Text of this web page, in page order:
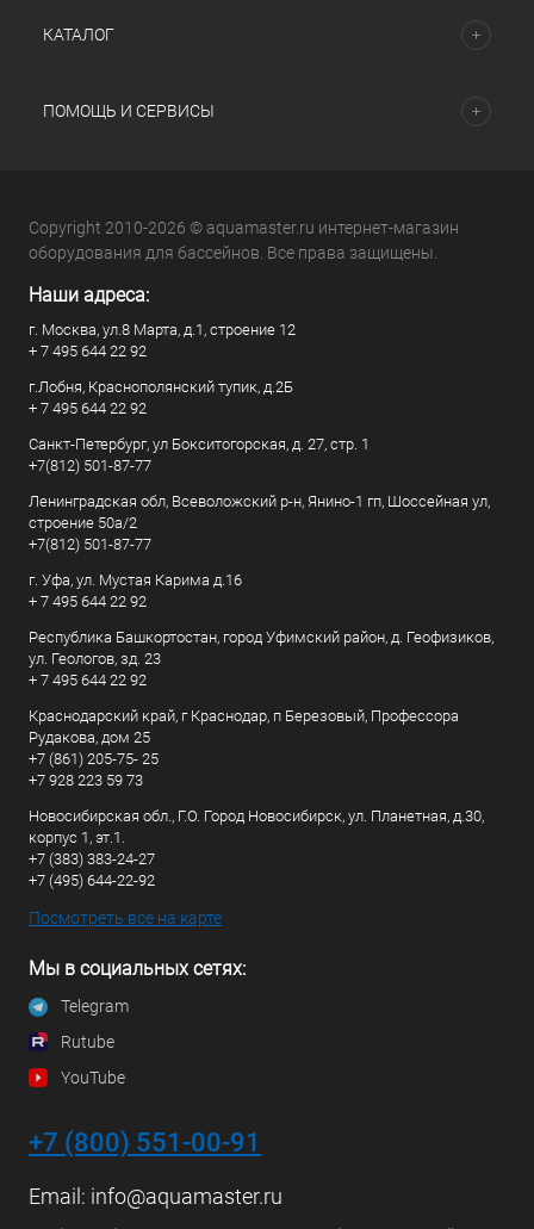
КАТАЛОГ
ПОМОЩЬ И СЕРВИСЫ
Copyright 2010-2026 © aquamaster.ru интернет-магазин
оборудования для бассейнов. Все права защищены.
Наши адреса:
г. Москва, ул.8 Марта, д.1, строение 12
+ 7 495 644 22 92
г.Лобня, Краснополянский тупик, д.2Б
+ 7 495 644 22 92
Санкт-Петербург, ул Бокситогорская, д. 27, стр. 1
+7(812) 501-87-77
Ленинградская обл, Всеволожский р-н, Янино-1 гп, Шоссейная ул,
строение 50а/2
+7(812) 501-87-77
г. Уфа, ул. Мустая Карима д.16
+ 7 495 644 22 92
Республика Башкортостан, город Уфимский район, д. Геофизиков,
ул. Геологов, зд. 23
+ 7 495 644 22 92
Краснодарский край, г Краснодар, п Березовый, Профессора
Рудакова, дом 25
+7 (861) 205-75- 25
+7 928 223 59 73
Новосибирская обл., Г.О. Город Новосибирск, ул. Планетная, д.30,
корпус 1, эт.1.
+7 (383) 383-24-27
+7 (495) 644-22-92
Посмотреть все на карте
Мы в социальных сетях:
Telegram
Rutube
YouTube
+7 (800) 551-00-91
Email: info@aquamaster.ru